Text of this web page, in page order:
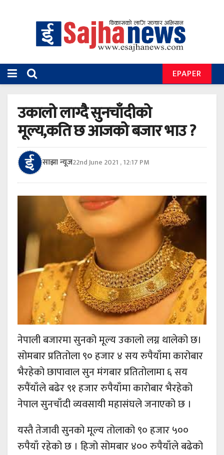
EPAPER
उकालो लाग्दै सुनचाँदीको
मूल्य,कति छ आजको बजार भाउ ?
साझा न्यूज22nd June 2021 , 12:17 PM
नेपाली बजारमा सुनको मूल्य उकालो लग्न थालेको छ।
सोमबार प्रतितोला ९० हजार ४ सय रुपैयाँमा कारोबार
भैरहेको छापावाल सुन मंगबार प्रतितोलामा ६ सय
रुपैंयाँले बढेर ९१ हजार रुपैयाँमा कारोबार भैरहेको
नेपाल सुनचाँदी व्यवसायी महासंघले जनाएको छ ।
यस्तै तेजावी सुनको मूल्य तोलाको ९० हजार ५००
रुपैयाँ रहेको छ । हिजो सोमबार ४०० रुपैयाँले बढेको